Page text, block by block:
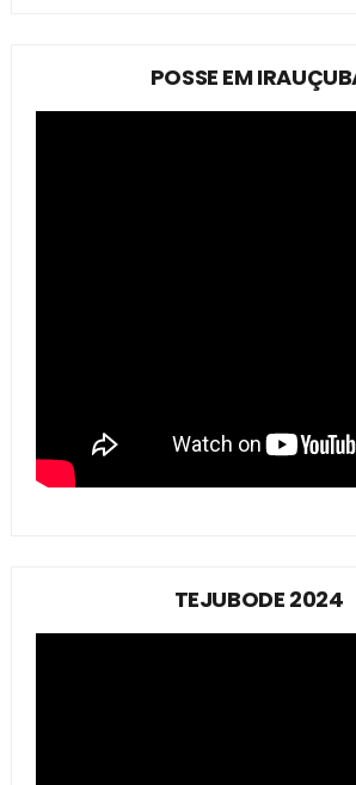
POSSE EM
TEJUBODE 2024